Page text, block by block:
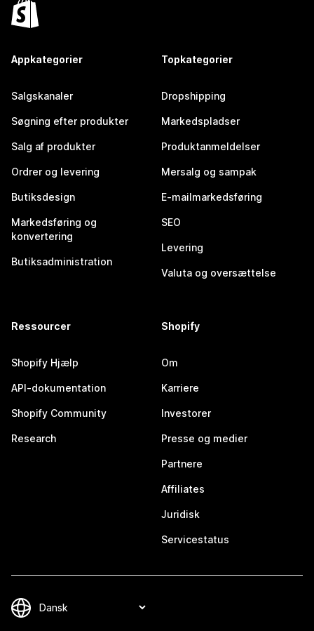
Appkategorier
Salgskanaler
Søgning efter produkter
Salg af produkter
Ordrer og levering
Butiksdesign
Markedsføring og
konvertering
Butiksadministration
Topkategorier
Dropshipping
Markedspladser
Produktanmeldelser
Mersalg og sampak
E-mailmarkedsføring
SEO
Levering
Valuta og oversættelse
Ressourcer
Shopify Hjælp
API-dokumentation
Shopify Community
Research
Shopify
Om
Karriere
Investorer
Presse og medier
Partnere
Affiliates
Juridisk
Servicestatus